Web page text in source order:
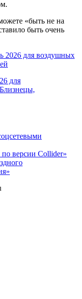
«быть не на
быть очень
2026 для воздушных
для
версии Collider»